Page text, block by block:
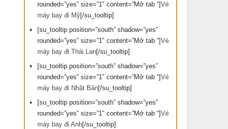
rounded=”yes” size=”1″ content=”Mở tab “]Vé
máy bay đi Mỹ[/su_tooltip]
[su_tooltip position=”south” shadow=”yes”
rounded=”yes” size=”1″ content=”Mở tab “]Vé
máy bay đi Thái Lan[/su_tooltip]
[su_tooltip position=”south” shadow=”yes”
rounded=”yes” size=”1″ content=”Mở tab “]Vé
máy bay đi Nhật Bản[/su_tooltip]
[su_tooltip position=”south” shadow=”yes”
rounded=”yes” size=”1″ content=”Mở tab “]Vé
máy bay đi Anh[/su_tooltip]